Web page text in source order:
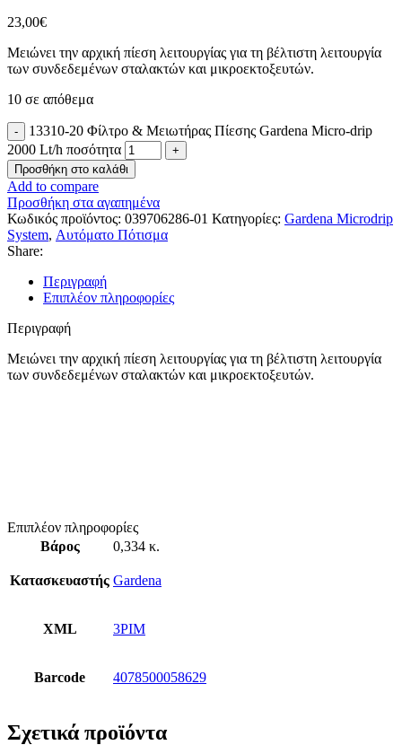
23,00€
Μειώνει την αρχική πίεση λειτουργίας για τη βέλτιστη λειτουργία
των συνδεδεμένων σταλακτών και μικροεκτοξευτών.
10 σε απόθεμα
13310-20 Φίλτρο & Μειωτήρας Πίεσης Gardena Micro-drip
2000 Lt/h ποσότητα
Προσθήκη στο καλάθι
Add to compare
Προσθήκη στα αγαπημένα
Κωδικός προϊόντος: 039706286-01 Κατηγορίες: Gardena Microdrip
System, Αυτόματο Πότισμα
Share:
Περιγραφή
Επιπλέον πληροφορίες
Περιγραφή
Μειώνει την αρχική πίεση λειτουργίας για τη βέλτιστη λειτουργία
των συνδεδεμένων σταλακτών και μικροεκτοξευτών.
Επιπλέον πληροφορίες
Βάρος
0,334 κ.
Κατασκευαστής Gardena
XML 3PIM
Barcode 4078500058629
Σχετικά προϊόντα